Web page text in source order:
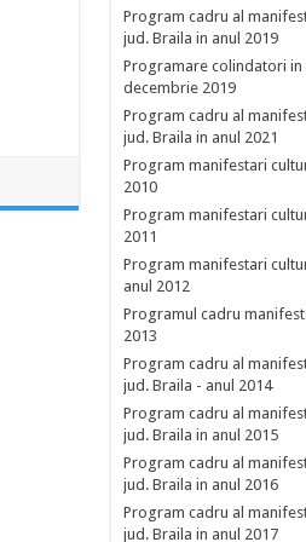
Program cadru al
jud. Braila in anul 2019
Programare colindatori
decembrie 2019
Program cadru al
jud. Braila in anul 2021
Program manifestari
2010
Program manifestari
2011
Program manifestari
anul 2012
Programul cadru
2013
Program cadru al
jud. Braila - anul 2014
Program cadru al
jud. Braila in anul 2015
Program cadru al
jud. Braila in anul 2016
Program cadru al
jud. Braila in anul 2017